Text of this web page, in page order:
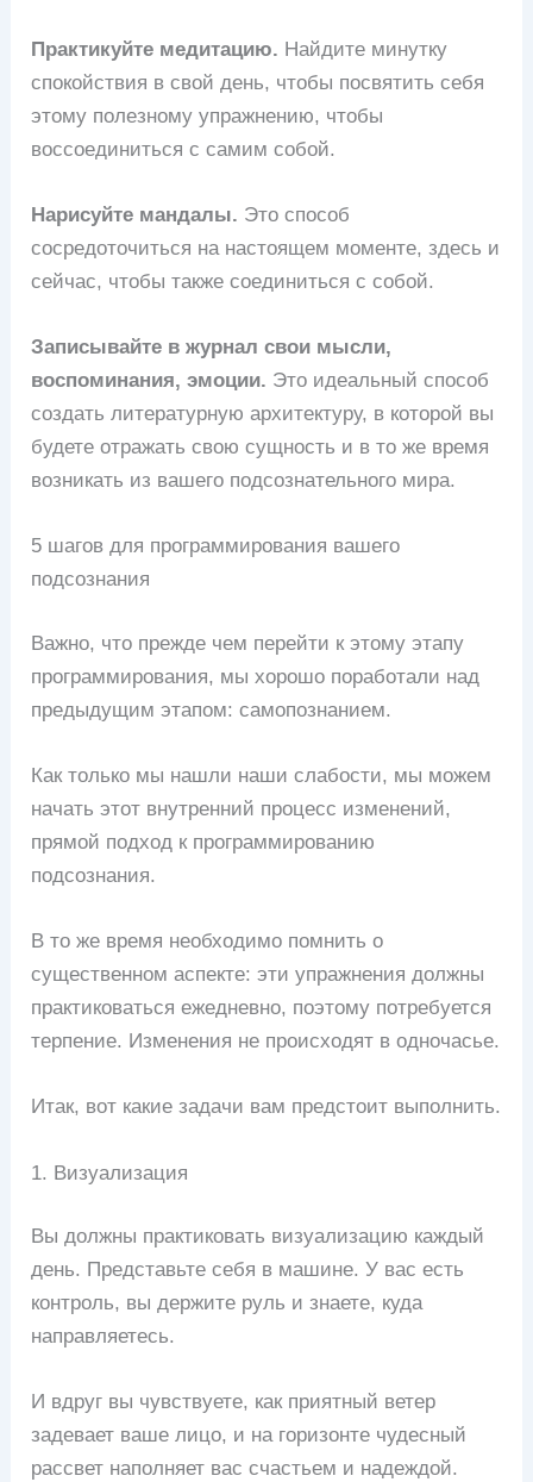
Практикуйте медитацию. Найдите минутку
спокойствия в свой день, чтобы посвятить себя
этому полезному упражнению, чтобы
воссоединиться с самим собой.
Нарисуйте мандалы. Это способ
сосредоточиться на настоящем моменте, здесь и
сейчас, чтобы также соединиться с собой.
Записывайте в журнал свои мысли,
воспоминания, эмоции. Это идеальный способ
создать литературную архитектуру, в которой вы
будете отражать свою сущность и в то же время
возникать из вашего подсознательного мира.
5 шагов для программирования вашего
подсознания
Важно, что прежде чем перейти к этому этапу
программирования, мы хорошо поработали над
предыдущим этапом: самопознанием.
Как только мы нашли наши слабости, мы можем
начать этот внутренний процесс изменений,
прямой подход к программированию
подсознания.
В то же время необходимо помнить о
существенном аспекте: эти упражнения должны
практиковаться ежедневно, поэтому потребуется
терпение. Изменения не происходят в одночасье.
Итак, вот какие задачи вам предстоит выполнить.
1. Визуализация
Вы должны практиковать визуализацию каждый
день. Представьте себя в машине. У вас есть
контроль, вы держите руль и знаете, куда
направляетесь.
И вдруг вы чувствуете, как приятный ветер
задевает ваше лицо, и на горизонте чудесный
рассвет наполняет вас счастьем и надеждой.